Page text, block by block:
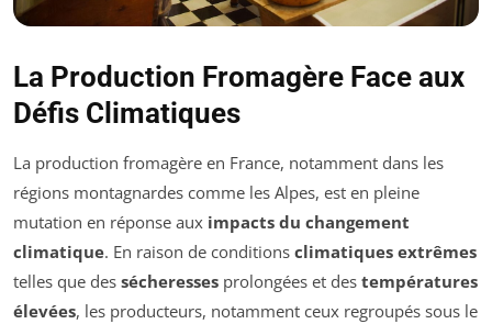
La Production Fromagère Face aux
Défis Climatiques
La production fromagère en France, notamment dans les
régions montagnardes comme les Alpes, est en pleine
mutation en réponse aux impacts du changement
climatique. En raison de conditions climatiques extrêmes
telles que des sécheresses prolongées et des températures
élevées, les producteurs, notamment ceux regroupés sous le